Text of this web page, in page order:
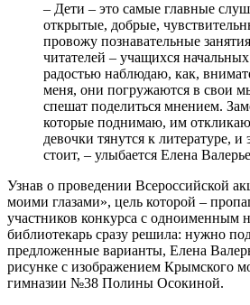
– Дети – это самые главные
открытые, добрые,
провожу познавательные
читателей – учащихся
радостью наблюдаю, как,
меня, они погружаются в свои
спешат поделиться мнением.
которые поднимаю, им
девочки тянутся к литературе, и
стоит, – улыбается Елена
Узнав о проведении Всероссийской
моими глазами», цель которой –
участников конкурса с одноименным
библиотекарь сразу решила: нужно
предложенные варианты, Елена
рисунке с изображением Крымского
гимназии №38 Полины Осокиной.